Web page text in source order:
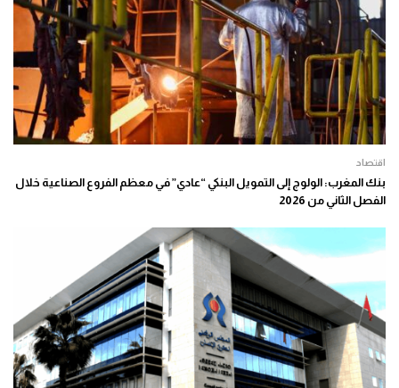
اقتصاد
بنك المغرب: الولوج إلى التمويل البنكي “عادي” في معظم الفروع الصناعية خلال
الفصل الثاني من 2026